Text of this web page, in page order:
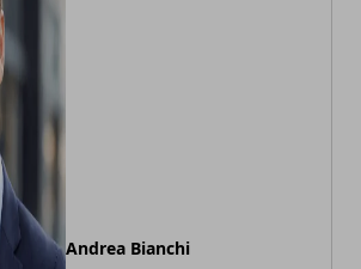
Andrea Bianchi